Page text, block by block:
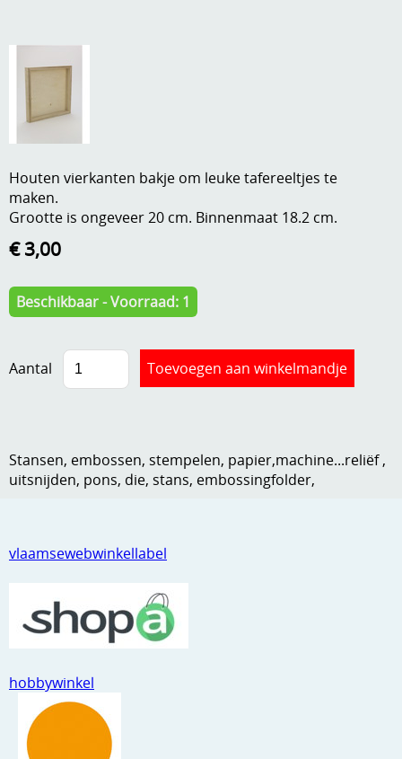
Aanbiedingen
Andere
Dies om te stansen
DVD-CD
Embossen
Hechtingsmaterialen
Hout , MDF, kartonmateriaal, steen
Kleurmateriaal-tekenmateriaal
Knipvellen
Papier en karton
Ponsen
Ribbelaar
Snijmaterialen
Speciaal papier
Verzend - en verpakkingsk
Mijn account
Info
Anders creatief
Gastenboek
vlaamsewebwinkellabel
hobbywinkel
Houten vierkanten bakje om leuke tafereeltjes te
maken.
Grootte is ongeveer 20 cm. Binnenmaat 18.2 cm.
€ 3,00
Beschikbaar - Voorraad: 1
Aantal
Stansen, embossen, stempelen, papier,machine...reliëf ,
uitsnijden, pons, die, stans, embossingfolder,